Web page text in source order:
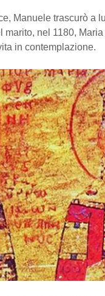
Manuele trascurò a
nel 1180,
in contemplazione.